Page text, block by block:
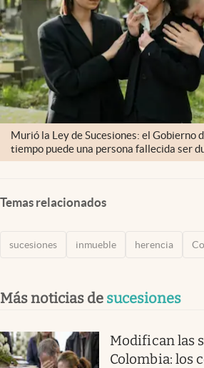
Murió la Ley de Sucesiones: el Gobierno
tiempo puede una persona fallecida ser
Temas relacionados
sucesiones inmueble herencia
Más noticias de sucesiones
Modifican las
Colombia: los